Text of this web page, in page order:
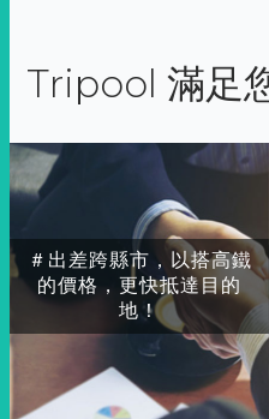
Tripool 滿足
＃出差跨縣市，以搭高鐵
的價格，更快抵達目的
地！